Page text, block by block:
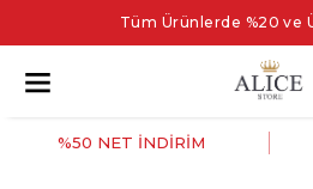
Tüm Ürünlerde %20 ve
%50 NET İNDİRİM